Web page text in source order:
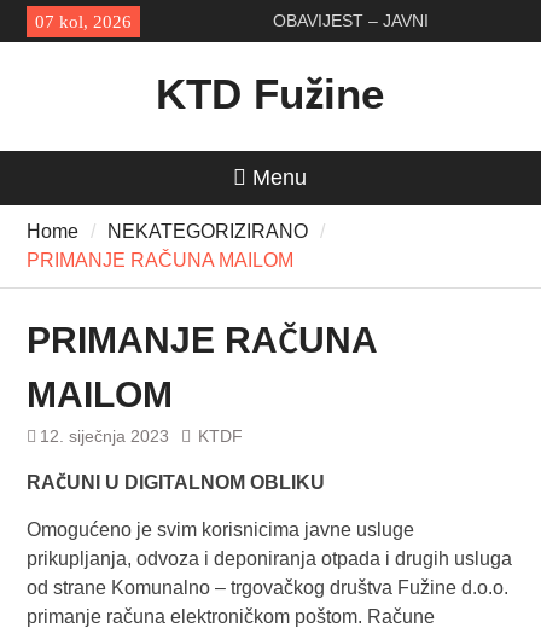
Skip
to
07 kol, 2026
OBAVIJEST – JAVNI
PRIJEVOZ
KTD Fužine
Menu
Home
NEKATEGORIZIRANO
PRIMANJE RAČUNA MAILOM
PRIMANJE RAČUNA
MAILOM
12. siječnja 2023 KTDF
RAČUNI U DIGITALNOM OBLIKU
Omogućeno je svim korisnicima javne usluge
prikupljanja, odvoza i deponiranja otpada i drugih usluga
od strane Komunalno – trgovačkog društva Fužine d.o.o.
primanje računa elektroničkom poštom. Račune